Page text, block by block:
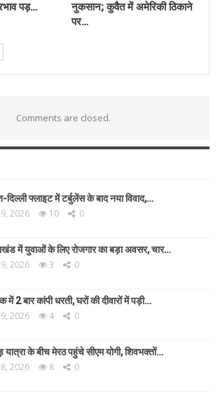
पड़…
नुकसान; कुवैत में अमेरिकी ठिकाने
पर…
Comments are closed.
फ्लाइट में टर्बुलेंस के बाद नया विवाद,…
2026 10 0
में युवाओं के लिए रोजगार का बड़ा अवसर, चार…
2026 3 0
में 2 बार कांपी धरती, घरों की दीवारों में पड़ी…
2026 4 0
यात्रा के बीच मेरठ पहुंचे सीएम योगी, शिवभक्तों…
2026 8 0